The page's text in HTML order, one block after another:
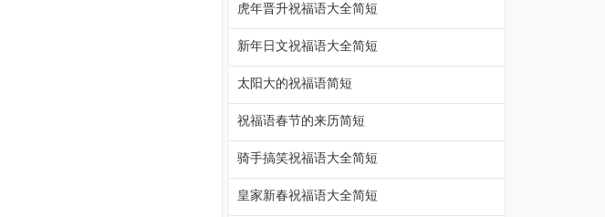
虎年晋升祝福语大全简短
新年日文祝福语大全简短
太阳大的祝福语简短
祝福语春节的来历简短
骑手搞笑祝福语大全简短
皇家新春祝福语大全简短